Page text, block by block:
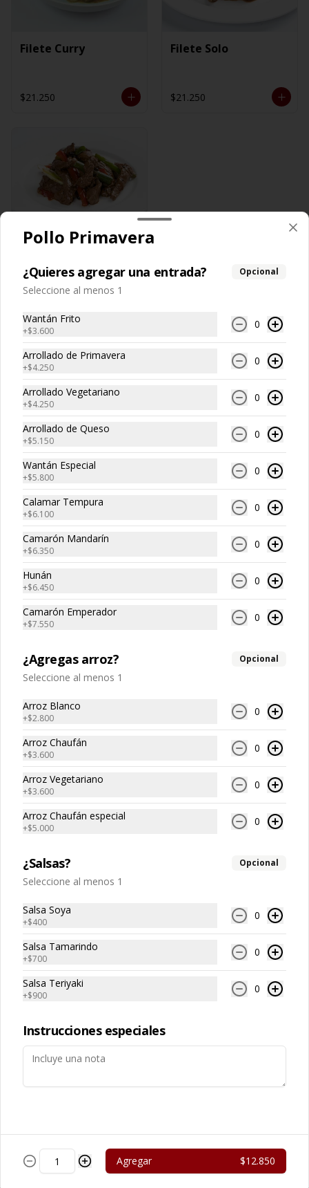
Filete Curry
$21.250
Filete Solo
$21.250
Cerdo
Costillar Cantonés
$12.650
Cerdo Cebollin
Cerdo Champiñón
$13.450
Cerdo Chunsan
Cerdo Curry
$13.450
Cerdo Mongoliano
Pollo Primavera
¿Quieres agregar una entrada? Opcional
Seleccione al menos 1
Wantán Frito
+$3.600
0
Arrollado de Primavera
+$4.250
0
Arrollado Vegetariano
+$4.250
0
Arrollado de Queso
+$5.150
0
Wantán Especial
+$5.800
0
Calamar Tempura
+$6.100
0
Camarón Mandarín
+$6.350
0
Hunán
+$6.450
0
Camarón Emperador
+$7.550
0
¿Agregas arroz? Opcional
Seleccione al menos 1
Arroz Blanco
+$2.800
0
Arroz Chaufán
+$3.600
0
Arroz Vegetariano
+$3.600
0
Arroz Chaufán especial
+$5.000
0
¿Salsas? Opcional
Seleccione al menos 1
Salsa Soya
+$400
0
Salsa Tamarindo
+$700
0
Salsa Teriyaki
+$900
0
Instrucciones especiales
Agregar $12.850